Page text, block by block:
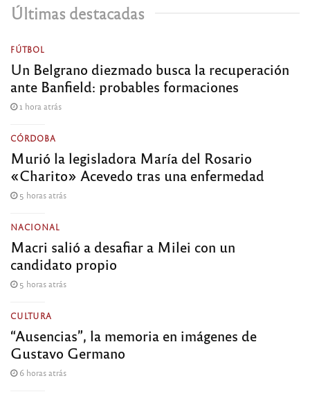
Últimas destacadas
FÚTBOL
Un Belgrano diezmado busca la recuperación
ante Banfield: probables formaciones
1 hora atrás
CÓRDOBA
Murió la legisladora María del Rosario
«Charito» Acevedo tras una enfermedad
5 horas atrás
NACIONAL
Macri salió a desafiar a Milei con un
candidato propio
5 horas atrás
CULTURA
“Ausencias”, la memoria en imágenes de
Gustavo Germano
6 horas atrás